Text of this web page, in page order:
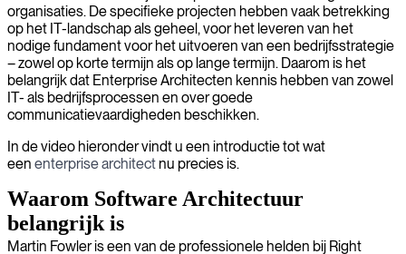
organisaties. De specifieke projecten hebben vaak betrekking
op het IT-landschap als geheel, voor het leveren van het
nodige fundament voor het uitvoeren van een bedrijfsstrategie
– zowel op korte termijn als op lange termijn. Daarom is het
belangrijk dat Enterprise Architecten kennis hebben van zowel
IT- als bedrijfsprocessen en over goede
communicatievaardigheden beschikken.
In de video hieronder vindt u een introductie tot wat
een enterprise architect nu precies is.
Waarom Software Architectuur
belangrijk is
Martin Fowler is een van de professionele helden bij Right